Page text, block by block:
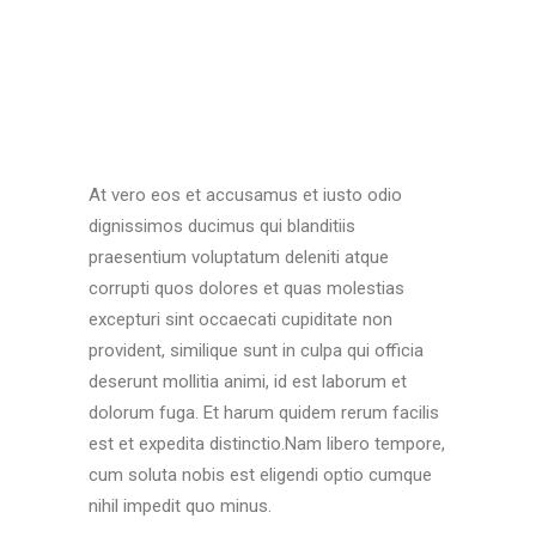
At vero eos et accusamus et iusto odio
dignissimos ducimus qui blanditiis
praesentium voluptatum deleniti atque
corrupti quos dolores et quas molestias
excepturi sint occaecati cupiditate non
provident, similique sunt in culpa qui officia
deserunt mollitia animi, id est laborum et
dolorum fuga. Et harum quidem rerum facilis
est et expedita distinctio.Nam libero tempore,
cum soluta nobis est eligendi optio cumque
nihil impedit quo minus.